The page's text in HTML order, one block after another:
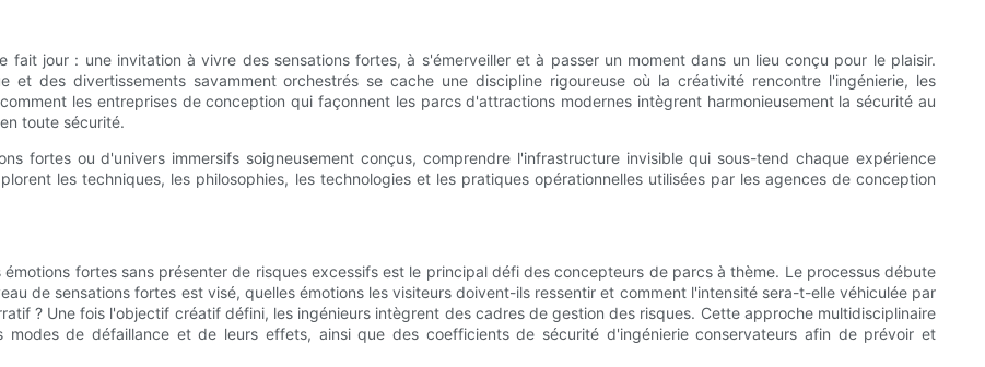
jour : une invitation à vivre des sensations fortes, à s'émerveiller et à passer un moment dans un lieu conçu pour le plaisir.
et des divertissements savamment orchestrés se cache une discipline rigoureuse où la créativité rencontre l'ingénierie, les
les entreprises de conception qui façonnent les parcs d'attractions modernes intègrent harmonieusement la sécurité au
toute sécurité.
fortes ou d'univers immersifs soigneusement conçus, comprendre l'infrastructure invisible qui sous-tend chaque expérience
les techniques, les philosophies, les technologies et les pratiques opérationnelles utilisées par les agences de conception
fortes sans présenter de risques excessifs est le principal défi des concepteurs de parcs à thème. Le processus débute
de sensations fortes est visé, quelles émotions les visiteurs doivent-ils ressentir et comment l'intensité sera-t-elle véhiculée par
? Une fois l'objectif créatif défini, les ingénieurs intègrent des cadres de gestion des risques. Cette approche multidisciplinaire
modes de défaillance et de leurs effets, ainsi que des coefficients de sécurité d'ingénierie conservateurs afin de prévoir et